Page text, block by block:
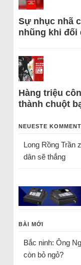
Sự nhục nhã
nhũng khi đối
Hàng triệu
thành chuột
NEUESTE
Long Rồng Trần
dân sẽ thắng
BÀI MỚI
Bắc ninh: Ông
còn bỏ ngỏ?